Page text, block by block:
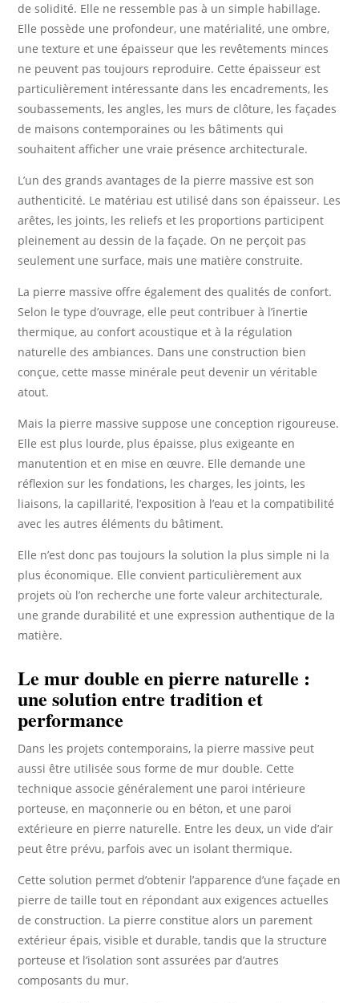
de solidité. Elle ne ressemble pas à un simple habillage.
Elle possède une profondeur, une matérialité, une ombre,
une texture et une épaisseur que les revêtements minces
ne peuvent pas toujours reproduire. Cette épaisseur est
particulièrement intéressante dans les encadrements, les
soubassements, les angles, les murs de clôture, les façades
de maisons contemporaines ou les bâtiments qui
souhaitent afficher une vraie présence architecturale.
L’un des grands avantages de la pierre massive est son
authenticité. Le matériau est utilisé dans son épaisseur. Les
arêtes, les joints, les reliefs et les proportions participent
pleinement au dessin de la façade. On ne perçoit pas
seulement une surface, mais une matière construite.
La pierre massive offre également des qualités de confort.
Selon le type d’ouvrage, elle peut contribuer à l’inertie
thermique, au confort acoustique et à la régulation
naturelle des ambiances. Dans une construction bien
conçue, cette masse minérale peut devenir un véritable
atout.
Mais la pierre massive suppose une conception rigoureuse.
Elle est plus lourde, plus épaisse, plus exigeante en
manutention et en mise en œuvre. Elle demande une
réflexion sur les fondations, les charges, les joints, les
liaisons, la capillarité, l’exposition à l’eau et la compatibilité
avec les autres éléments du bâtiment.
Elle n’est donc pas toujours la solution la plus simple ni la
plus économique. Elle convient particulièrement aux
projets où l’on recherche une forte valeur architecturale,
une grande durabilité et une expression authentique de la
matière.
Le mur double en pierre naturelle :
une solution entre tradition et
performance
Dans les projets contemporains, la pierre massive peut
aussi être utilisée sous forme de mur double. Cette
technique associe généralement une paroi intérieure
porteuse, en maçonnerie ou en béton, et une paroi
extérieure en pierre naturelle. Entre les deux, un vide d’air
peut être prévu, parfois avec un isolant thermique.
Cette solution permet d’obtenir l’apparence d’une façade en
pierre de taille tout en répondant aux exigences actuelles
de construction. La pierre constitue alors un parement
extérieur épais, visible et durable, tandis que la structure
porteuse et l’isolation sont assurées par d’autres
composants du mur.